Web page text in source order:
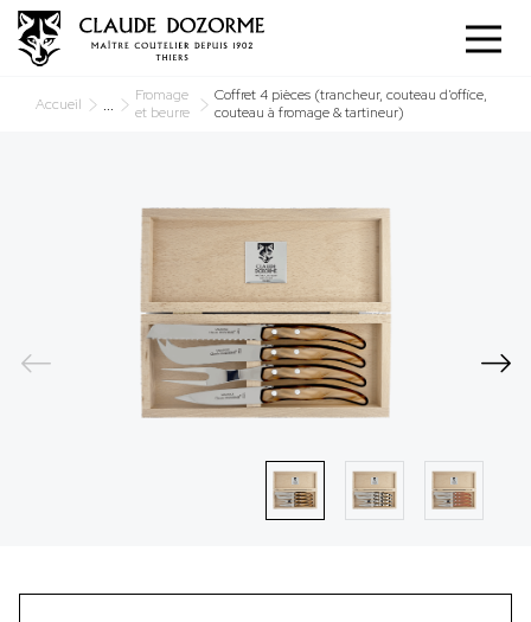
Accueil ...
Fromage
et beurre
Coffret 4 pièces (trancheur, couteau d’office,
couteau à fromage & tartineur)
Panneau de gestion des cookies